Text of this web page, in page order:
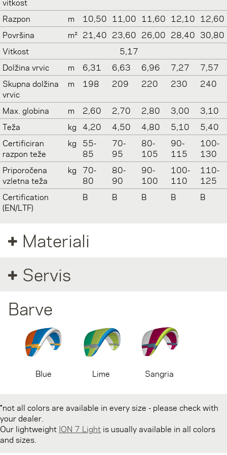
Razpon
m 10,50 11,00 11,60 12,10 12,60
Površina
m² 21,40 23,60 26,00 28,40 30,80
Vitkost
5,17
Dolžina vrvic
m 6,31 6,63 6,96 7,27
7,57
Skupna dolžina
vrvic
m 198 209 220 230 240
Max. globina m 2,60 2,70 2,80 3,00
3,10
Teža
kg 4,20 4,50 4,80 5,10
5,40
Certificiran
razpon teže
kg
55-
85
70-
95
80-
105
90-
115
100-
130
Priporočena
vzletna teža
kg
70-
80
80-
90
90-
100
100-
110
110-
125
Certification
(EN/LTF)
B B B B B
Materiali
Servis
Barve
Blue Lime Sangria
*not all colors are available in every size - please check with
your dealer.
Our lightweight ION 7 Light is usually available in all colors
and sizes.